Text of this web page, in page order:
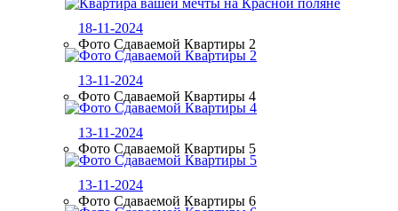
18-11-2024
Фото Сдаваемой Квартиры 2
13-11-2024
Фото Сдаваемой Квартиры 4
13-11-2024
Фото Сдаваемой Квартиры 5
13-11-2024
Фото Сдаваемой Квартиры 6